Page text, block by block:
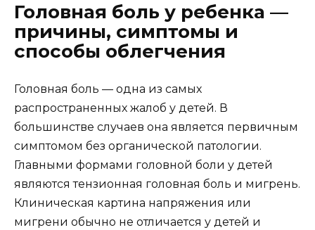
Головная боль у ребенка —
причины, симптомы и
способы облегчения
Головная боль — одна из самых
распространенных жалоб у детей. В
большинстве случаев она является первичным
симптомом без органической патологии.
Главными формами головной боли у детей
являются тензионная головная боль и мигрень.
Клиническая картина напряжения или
мигрени обычно не отличается у детей и